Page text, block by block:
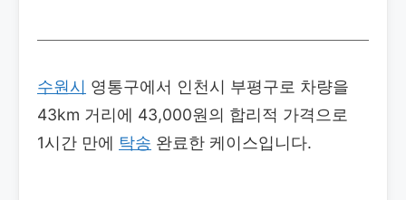
수원시 영통구에서 인천시 부평구로 차량을
43km 거리에 43,000원의 합리적 가격으로
1시간 만에 탁송 완료한 케이스입니다.